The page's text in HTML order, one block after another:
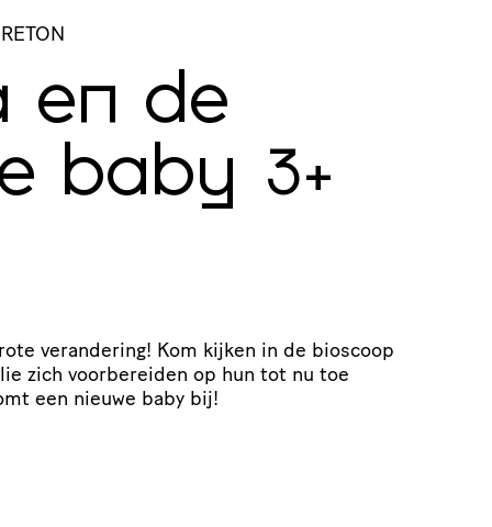
en de
baby 3+
verandering! Kom kijken in de bioscoop
zich voorbereiden op hun tot nu toe
een nieuwe baby bij!